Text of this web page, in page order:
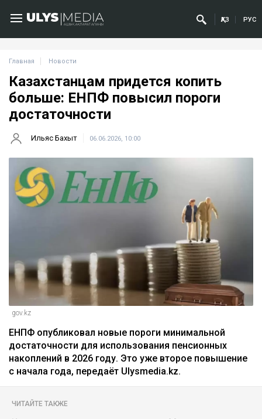
ҚАЗ РУС
Главная Новости
Казахстанцам придется копить
больше: ЕНПФ повысил пороги
достаточности
Ильяс Бахыт 06.06.2026, 10:00
gov.kz
ЕНПФ опубликовал новые пороги минимальной
достаточности для использования пенсионных
накоплений в 2026 году. Это уже второе повышение
с начала года, передаёт Ulysmedia.kz.
ЧИТАЙТЕ ТАКЖЕ